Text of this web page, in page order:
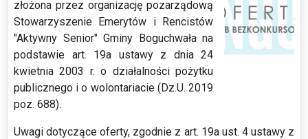
złożona przez organizację pozarządową
Stowarzyszenie Emerytów i Rencistów
"Aktywny Senior" Gminy Boguchwała na
podstawie art. 19a ustawy z dnia 24
kwietnia 2003 r. o działalności pożytku
publicznego i o wolontariacie (Dz.U. 2019
poz. 688).
Uwagi dotyczące oferty, zgodnie z art. 19a ust. 4 ustawy z